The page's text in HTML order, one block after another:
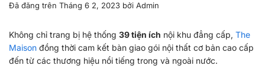
Đã đăng trên Tháng 6 2, 2023 bởi Admin
Không chỉ trang bị hệ thống 39 tiện ích nội khu đẳng cấp, The
Maison đồng thời cam kết bàn giao gói nội thất cơ bản cao cấp
đến từ các thương hiệu nổi tiếng trong và ngoài nước.